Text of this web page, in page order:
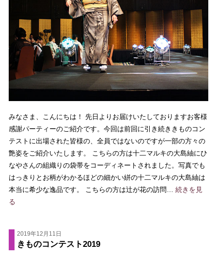
みなさま、こんにちは！ 先日よりお届けいたしておりますお客様
感謝パーティーのご紹介です。今回は前回に引き続ききものコン
テストに出場された皆様の、全員ではないのですが一部の方々の
艶姿をご紹介いたします。 こちらの方は十二マルキの大島紬にひ
なやさんの組織りの袋帯をコーディネートされました。写真でも
はっきりとお柄がわかるほどの細かい絣の十二マルキの大島紬は
本当に希少な逸品です。 こちらの方は辻が花の訪問… 続きを見
る
2019年12月11日
きものコンテスト2019